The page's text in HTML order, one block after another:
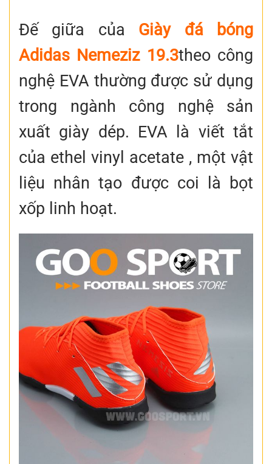
Đế giữa của Giày đá bóng
Adidas Nemeziz 19.3theo công
nghệ EVA thường được sử dụng
trong ngành công nghệ sản
xuất giày dép. EVA là viết tắt
của ethel vinyl acetate , một vật
liệu nhân tạo được coi là bọt
xốp linh hoạt.